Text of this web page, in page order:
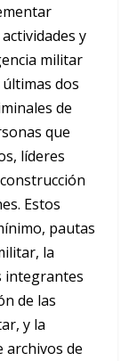
y
militar
dos
de
que
líderes
Estos
pautas
la
integrantes
de las
y la
archivos de